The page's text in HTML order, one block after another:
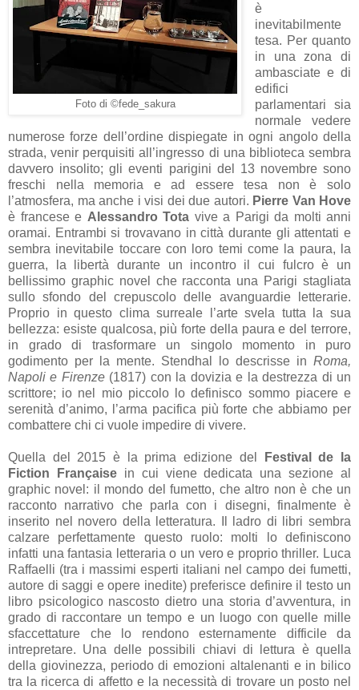
Foto di ©fede_sakura
è
inevitabilmente
tesa. Per quanto
in una zona di
ambasciate e di
edifici
parlamentari sia
normale vedere
numerose forze dell’ordine dispiegate in ogni angolo della
strada, venir perquisiti all’ingresso di una biblioteca sembra
davvero insolito; gli eventi parigini del 13 novembre sono
freschi nella memoria e ad essere tesa non è solo
l’atmosfera, ma anche i visi dei due autori. Pierre Van Hove
è francese e Alessandro Tota vive a Parigi da molti anni
oramai. Entrambi si trovavano in città durante gli attentati e
sembra inevitabile toccare con loro temi come la paura, la
guerra, la libertà durante un incontro il cui fulcro è un
bellissimo graphic novel che racconta una Parigi stagliata
sullo sfondo del crepuscolo delle avanguardie letterarie.
Proprio in questo clima surreale l’arte svela tutta la sua
bellezza: esiste qualcosa, più forte della paura e del terrore,
in grado di trasformare un singolo momento in puro
godimento per la mente. Stendhal lo descrisse in Roma,
Napoli e Firenze(1817) con la dovizia e la destrezza di un
scrittore; io nel mio piccolo lo definisco sommo piacere e
serenità d’animo, l’arma pacifica più forte che abbiamo per
combattere chi ci vuole impedire di vivere.
Quella del 2015 è la prima edizione del
Festival de la
Fiction Françaisein cui viene dedicata una sezione al
graphic novel: il mondo del fumetto, che altro non è che un
racconto narrativo che parla con i disegni, finalmente è
inserito nel novero della letteratura. Il ladro di libri sembra
calzare perfettamente questo ruolo: molti lo definiscono
infatti una fantasia letteraria o un vero e proprio thriller. Luca
Raffaelli (tra i massimi esperti italiani nel campo dei fumetti,
autore di saggi e opere inedite) preferisce definire il testo un
libro psicologico nascosto dietro una storia d’avventura, in
grado di raccontare un tempo e un luogo con quelle mille
sfaccettature che lo rendono esternamente difficile da
intrepretare. Una delle possibili chiavi di lettura è quella
della giovinezza, periodo di emozioni altalenanti e in bilico
tra la ricerca di affetto e la necessità di trovare un posto nel